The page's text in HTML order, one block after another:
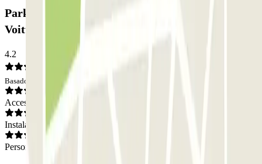
Parking Green Valet Bordeaux Saint-Jean -
Voiturier: Opiniones
4.2
Basado en 70 opiniones
Acceso
Instalaciones
Personal